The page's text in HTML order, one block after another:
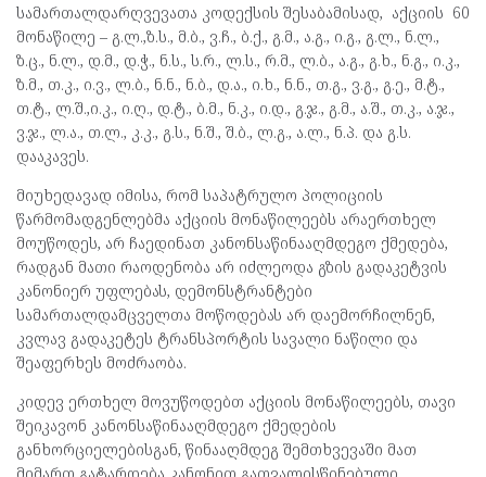
სამართალდარღვევათა კოდექსის შესაბამისად, აქციის 60
მონაწილე – გ.ლ.,ზ.ს., მ.ბ., ვ.ჩ., ბ.ქ., გ.მ., ა.გ., ი.გ., გ.ლ., ნ.ლ.,
ზ.ც., ნ.ლ., დ.მ., დ.ჭ., ნ.ს., ს.რ., ლ.ს., რ.მ., ლ.ბ., ა.გ., გ.ხ., ნ.გ., ი.კ.,
ზ.მ., თ.კ., ი.ვ., ლ.ბ., ნ.ნ., ნ.ბ., დ.ა., ი.ხ., ნ.ნ., თ.გ., ვ.გ., გ.ე., მ.ტ.,
თ.ტ., ლ.შ.,ი.კ., ი.ღ., დ.ტ., ბ.მ., ნ.კ., ი.დ., გ.ჯ., გ.მ., ა.შ., თ.კ., ა.ჯ.,
ვ.ჯ., ლ.ა., თ.ლ., კ.კ., გ.ს., ნ.შ., შ.ბ., ლ.გ., ა.ლ., ნ.პ. და გ.ს.
დააკავეს.
მიუხედავად იმისა, რომ საპატრულო პოლიციის
წარმომადგენლებმა აქციის მონაწილეებს არაერთხელ
მოუწოდეს, არ ჩაედინათ კანონსაწინააღმდეგო ქმედება,
რადგან მათი რაოდენობა არ იძლეოდა გზის გადაკეტვის
კანონიერ უფლებას, დემონსტრანტები
სამართალდამცველთა მოწოდებას არ დაემორჩილნენ,
კვლავ გადაკეტეს ტრანსპორტის სავალი ნაწილი და
შეაფერხეს მოძრაობა.
კიდევ ერთხელ მოვუწოდებთ აქციის მონაწილეებს, თავი
შეიკავონ კანონსაწინააღმდეგო ქმედების
განხორციელებისგან, წინააღმდეგ შემთხვევაში მათ
მიმართ გატარდება კანონით გათვალისწინებული